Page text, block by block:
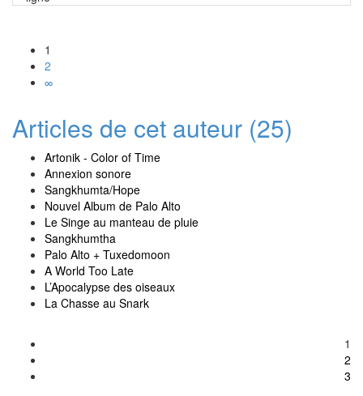
1
2
∞
Articles de cet auteur (25)
Artonik - Color of Time
Annexion sonore
Sangkhumta/Hope
Nouvel Album de Palo Alto
Le Singe au manteau de pluie
Sangkhumtha
Palo Alto + Tuxedomoon
A World Too Late
L’Apocalypse des oiseaux
La Chasse au Snark
1
2
3